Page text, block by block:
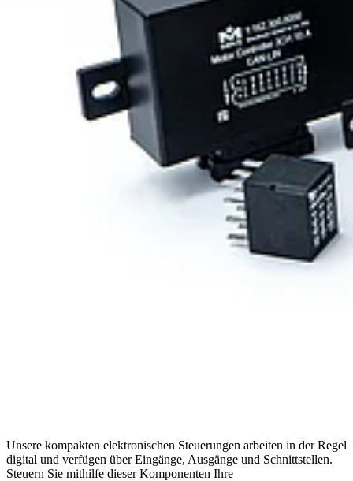
Unsere kompakten elektronischen Steuerungen arbeiten in der Regel
digital und verfügen über Eingänge, Ausgänge und Schnittstellen.
Steuern Sie mithilfe dieser Komponenten Ihre